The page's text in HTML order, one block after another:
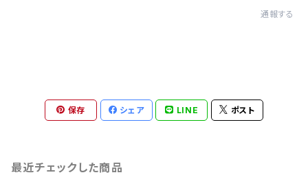
通報する
保存 シェア LINE ポスト
最近チェックした商品